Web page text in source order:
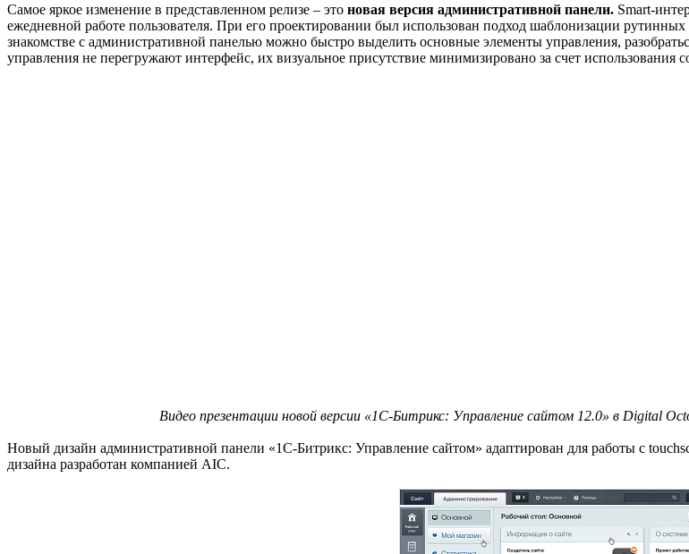
Самое яркое изменение в представленном релизе – это новая версия административной панели. Smart-
ежедневной работе пользователя. При его проектировании был использован подход шаблонизации
знакомстве с административной панелью можно быстро выделить основные элементы управления,
управления не перегружают интерфейс, их визуальное присутствие минимизировано за счет использования
Видео презентации новой версии «1С-Битрикс: Управление сайтом 12.0» в Digital
Новый дизайн административной панели «1С-Битрикс: Управление сайтом» адаптирован для работы с
дизайна разработан компанией AIC.